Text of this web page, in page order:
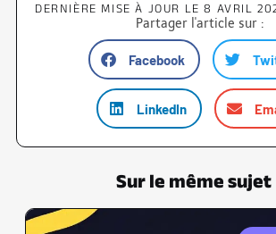
DERNIÈRE MISE À JOUR LE 8 AVRIL
Partager l'article sur :
Facebook
LinkedIn
Sur le même sujet